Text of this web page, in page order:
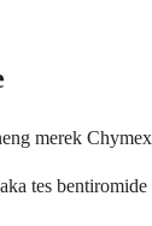
merek
tes